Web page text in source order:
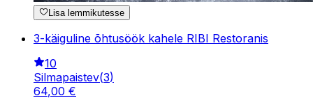
Lisa lemmikutesse
3-käiguline õhtusöök kahele RIBI Restoranis
10
Silmapaistev(3)
64,00 €